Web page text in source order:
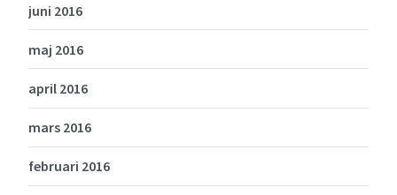
juni 2016
maj 2016
april 2016
mars 2016
februari 2016